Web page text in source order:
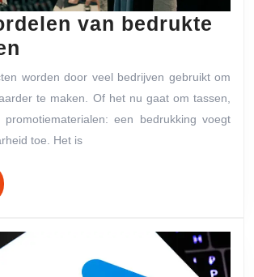
van bedrukte
5
voordelen
van
bedrukte
worden door veel bedrijven gebruikt om
te maken. Of het nu gaat om tassen,
promotiematerialen: een bedrukking voegt
toe. Het is